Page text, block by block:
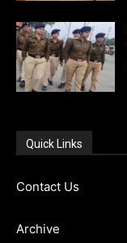
Quick Links
Contact Us
Archive